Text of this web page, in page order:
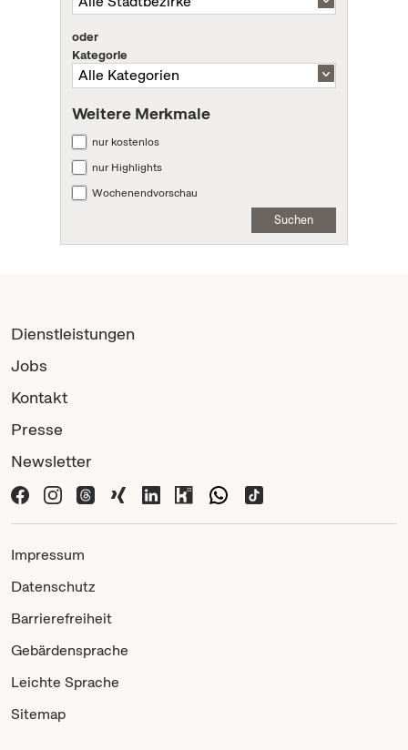
oder
Kategorie
Weitere Merkmale
nur kostenlos
nur Highlights
Wochenendvorschau
Suchen
Dienstleistungen
Jobs
Kontakt
Presse
Newsletter
Impressum
Datenschutz
Barrierefreiheit
Gebärdensprache
Leichte Sprache
Sitemap